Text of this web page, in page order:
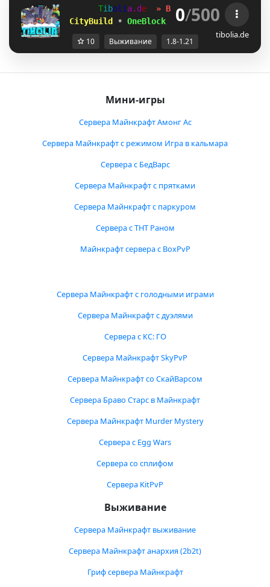
Ti bol i a. de
» BETA 1.8–1.21.x
CityBuild
• OneBlock Survival
0/500
tibolia.de
10 Выживание 1.8-1.21
Мини-игры
Сервера Майнкрафт Амонг Ас
Сервера Майнкрафт с режимом Игра в кальмара
Сервера с БедВарс
Сервера Майнкрафт с прятками
Сервера Майнкрафт с паркуром
Сервера с ТНТ Раном
Майнкрафт сервера с BoxPvP
Сервера Майнкрафт с голодными играми
Сервера Майнкрафт с дуэлями
Сервера с КС: ГО
Сервера Майнкрафт SkyPvP
Сервера Майнкрафт со СкайВарсом
Сервера Браво Старс в Майнкрафт
Сервера Майнкрафт Murder Mystery
Сервера с Egg Wars
Сервера со сплифом
Сервера KitPvP
Выживание
Сервера Майнкрафт выживание
Сервера Майнкрафт анархия (2b2t)
Гриф сервера Майнкрафт